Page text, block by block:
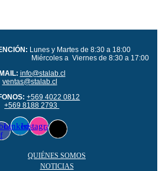
Lunes y Martes de 8:30 a 18:00
de 8:30 a 17:00
info@stalab.cl
ventas@stalab.cl
+569 4022 0812
+569 8188 2793
f
LinkedinInstagram
QUIÉNES SOMOS
NOTICIAS